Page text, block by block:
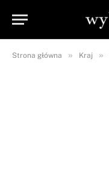
Strona główna » Kraj »